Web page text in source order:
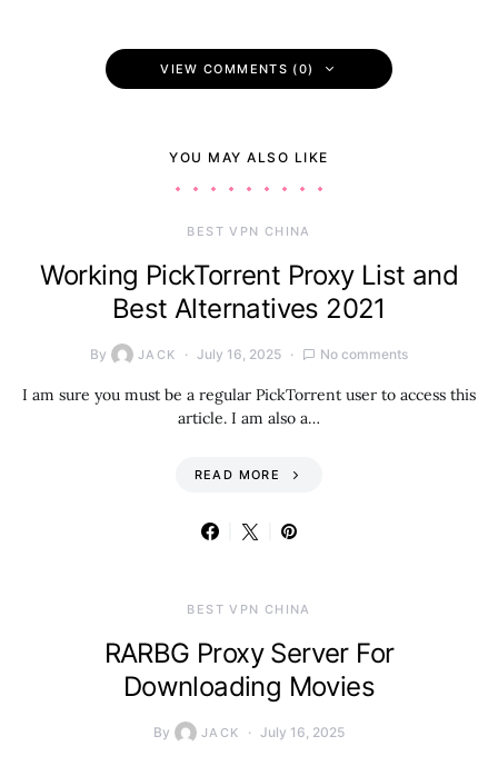
VIEW COMMENTS (0)
YOU MAY ALSO LIKE
BEST VPN CHINA
Working PickTorrent Proxy List and
Best Alternatives 2021
By JACK July 16, 2025 No comments
I am sure you must be a regular PickTorrent user to access this
article. I am also a…
READ MORE
BEST VPN CHINA
RARBG Proxy Server For
Downloading Movies
By JACK July 16, 2025